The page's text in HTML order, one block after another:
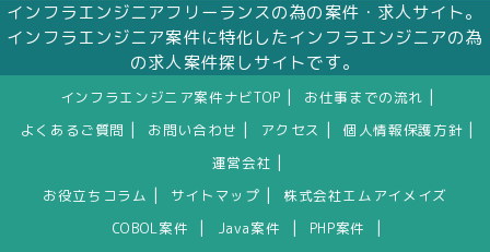
インフラエンジニアフリーランスの為の案件・求人サイト。
インフラエンジニア案件に特化したインフラエンジニアの為
の求人案件探しサイトです。
インフラエンジニア案件ナビTOP お仕事までの流れ
よくあるご質問 お問い合わせ アクセス 個人情報保護方針
運営会社
お役立ちコラム サイトマップ
株式会社エムアイメイズ
COBOL案件
Java案件 PHP案件